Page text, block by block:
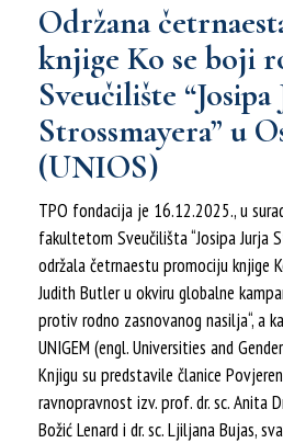
Održana
knjige Ko se boji
Sveučilište
Strossmayera” u
(UNIOS)
TPO fondacija je 16.12.2025., u
fakultetom Sveučilišta “Josipa Jurja
održala četrnaestu promociju knjige
Judith Butler u okviru globalne
protiv rodno zasnovanog nasilja“, a
UNIGEM (engl. Universities and
Knjigu su predstavile članice
ravnopravnost izv. prof. dr. sc. Anita
Božić Lenard i dr. sc. Ljiljana Bujas,